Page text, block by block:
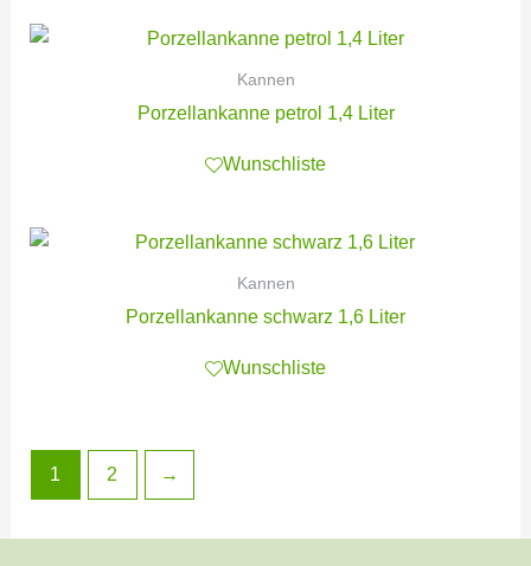
Kannen
Porzellankanne petrol 1,4 Liter
Wunschliste
Kannen
Porzellankanne schwarz 1,6 Liter
Wunschliste
1 2 →